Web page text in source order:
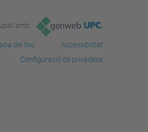
amb
del lloc
Accessibilitat
Configuració de privadesa